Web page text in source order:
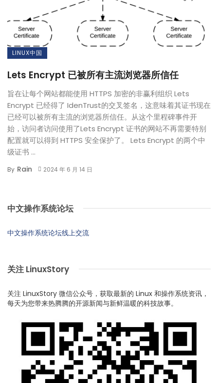
LINUX中国
Lets Encrypt 已被所有主流浏览器所信任
旨在让每个网站都能使用 HTTPS 加密的非赢利组织 Lets
Encrypt 已经得了 IdenTrust的交叉签名，这意味着其证书现在
已经可以被所有主流的浏览器所信任。从这个里程碑事件开
始，访问者访问使用了Lets Encrypt 证书的网站不再需要特别
配置就可以得到 HTTPS 安全保护了。 Lets Encrypt 的两个中
级证书 ...
By Rain 2024 年 6 月 14 日
中文操作系统论坛
中文操作系统论坛线上交流
关注 LinuxStory
关注 LinuxStory 微信公众号，获取最新的 Linux 和操作系统资讯，
每天为您带来热腾腾的开源新闻与新鲜温暖的科技故事。